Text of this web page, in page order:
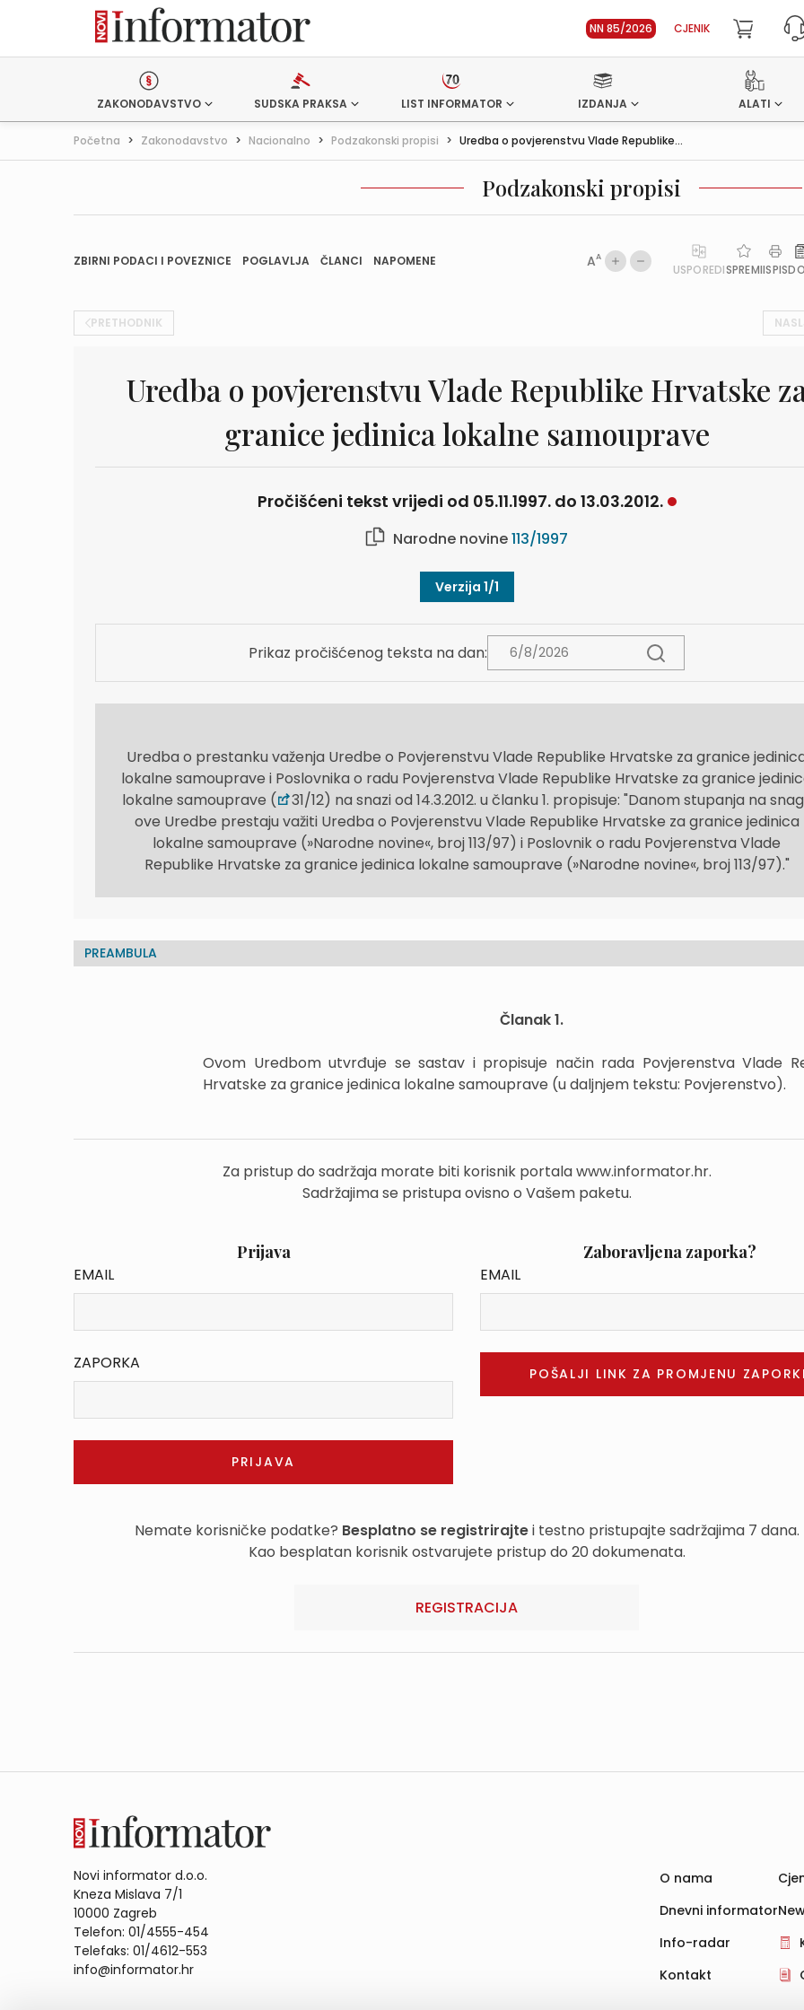
NN 85/2026 CJENIK
ZAKONODAVSTVO SUDSKA PRAKSA LIST INFORMATOR IZDANJA ALATI
Početna > Zakonodavstvo > Nacionalno > Podzakonski propisi > Uredba o povjerenstvu Vlade Republike...
Podzakonski propisi
ZBIRNI PODACI I POVEZNICE POGLAVLJA ČLANCI NAPOMENE AA
USPOREDISPREMIISPIS
PRETHODNIK
Uredba o povjerenstvu Vlade Republike Hrvatske
granice jedinica lokalne samouprave
Pročišćeni tekst vrijedi od 05.11.1997. do 13.03.2012.
Narodne novine113/1997
Verzija 1/1
Prikaz pročišćenog teksta na dan:
Uredba o prestanku važenja Uredbe o Povjerenstvu Vlade Republike Hrvatske za granice
lokalne samouprave i Poslovnika o radu Povjerenstva Vlade Republike Hrvatske za granice
lokalne samouprave (
31/12) na snazi od 14.3.2012. u članku 1. propisuje: "Danom stupanja na
ove Uredbe prestaju važiti Uredba o Povjerenstvu Vlade Republike Hrvatske za granice jedinica
lokalne samouprave (»Narodne novine«, broj 113/97) i Poslovnik o radu Povjerenstva Vlade
Republike Hrvatske za granice jedinica lokalne samouprave (»Narodne novine«, broj 113/97)."
PREAMBULA
Članak 1.
Ovom Uredbom utvrđuje se sastav i propisuje način rada Povjerenstva Vlade
Hrvatske za granice jedinica lokalne samouprave (u daljnjem tekstu: Povjerenstvo).
Za pristup do sadržaja morate biti korisnik portala www.informator.hr.
Sadržajima se pristupa ovisno o Vašem paketu.
Prijava
EMAIL
ZAPORKA
Zaboravljena zaporka?
EMAIL
Nemate korisničke podatke? Besplatno se registrirajtei testno pristupajte sadržajima 7 dana.
Kao besplatan korisnik ostvarujete pristup do 20 dokumenata.
REGISTRACIJA
Novi informator d.o.o.
Kneza Mislava 7/1
10000 Zagreb
Telefon: 01/4555-454
Telefaks: 01/4612-553
info@informator.hr
O nama
Dnevni informator
Info-radar
Kontakt